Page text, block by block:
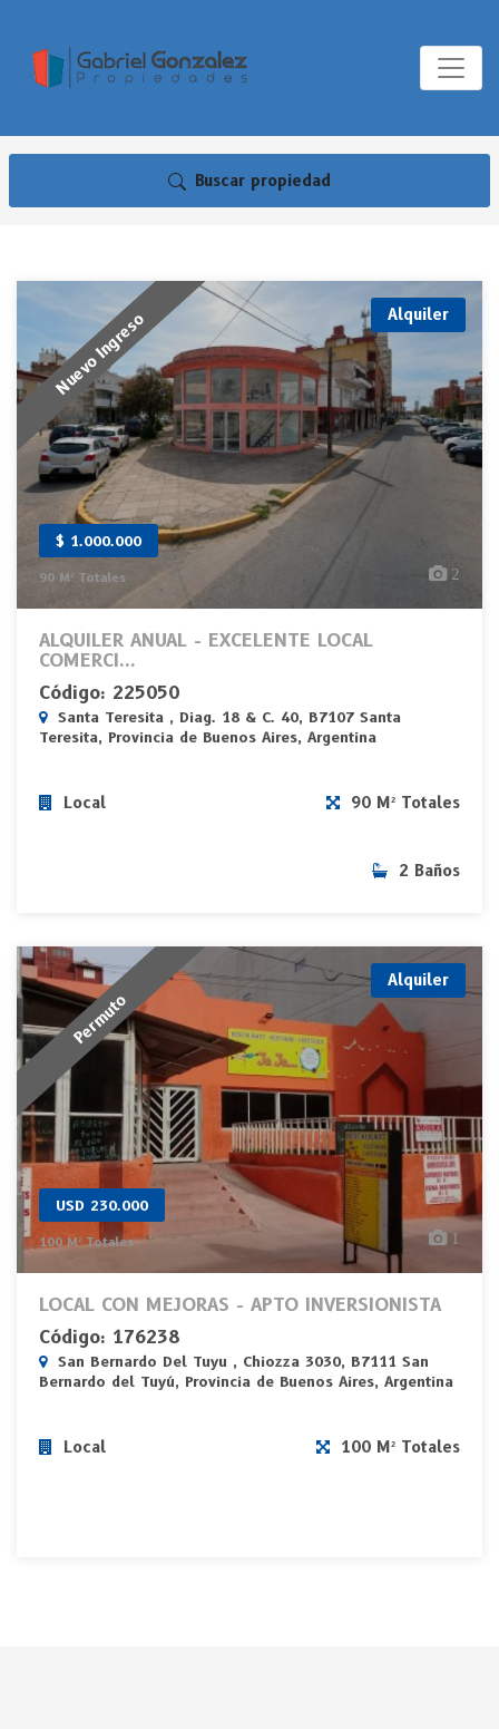
Buscar propiedad
Nuevo Ingreso Alquiler
$ 1.000.000
90 M² Totales 2
ALQUILER ANUAL - EXCELENTE LOCAL
COMERCI...
Código: 225050
Santa Teresita , Diag. 18 & C. 40, B7107 Santa
Teresita, Provincia de Buenos Aires, Argentina
Local 90 M² Totales
2 Baños
Permuto
Alquiler
USD 230.000
100 M² Totales 1
LOCAL CON MEJORAS - APTO INVERSIONISTA
Código: 176238
San Bernardo Del Tuyu , Chiozza 3030, B7111 San
Bernardo del Tuyú, Provincia de Buenos Aires, Argentina
Local 100 M² Totales